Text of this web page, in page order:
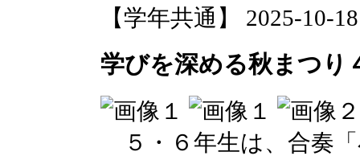
【学年共通】 2025-10-
学びを深める秋まつり
５・６年生は、合奏